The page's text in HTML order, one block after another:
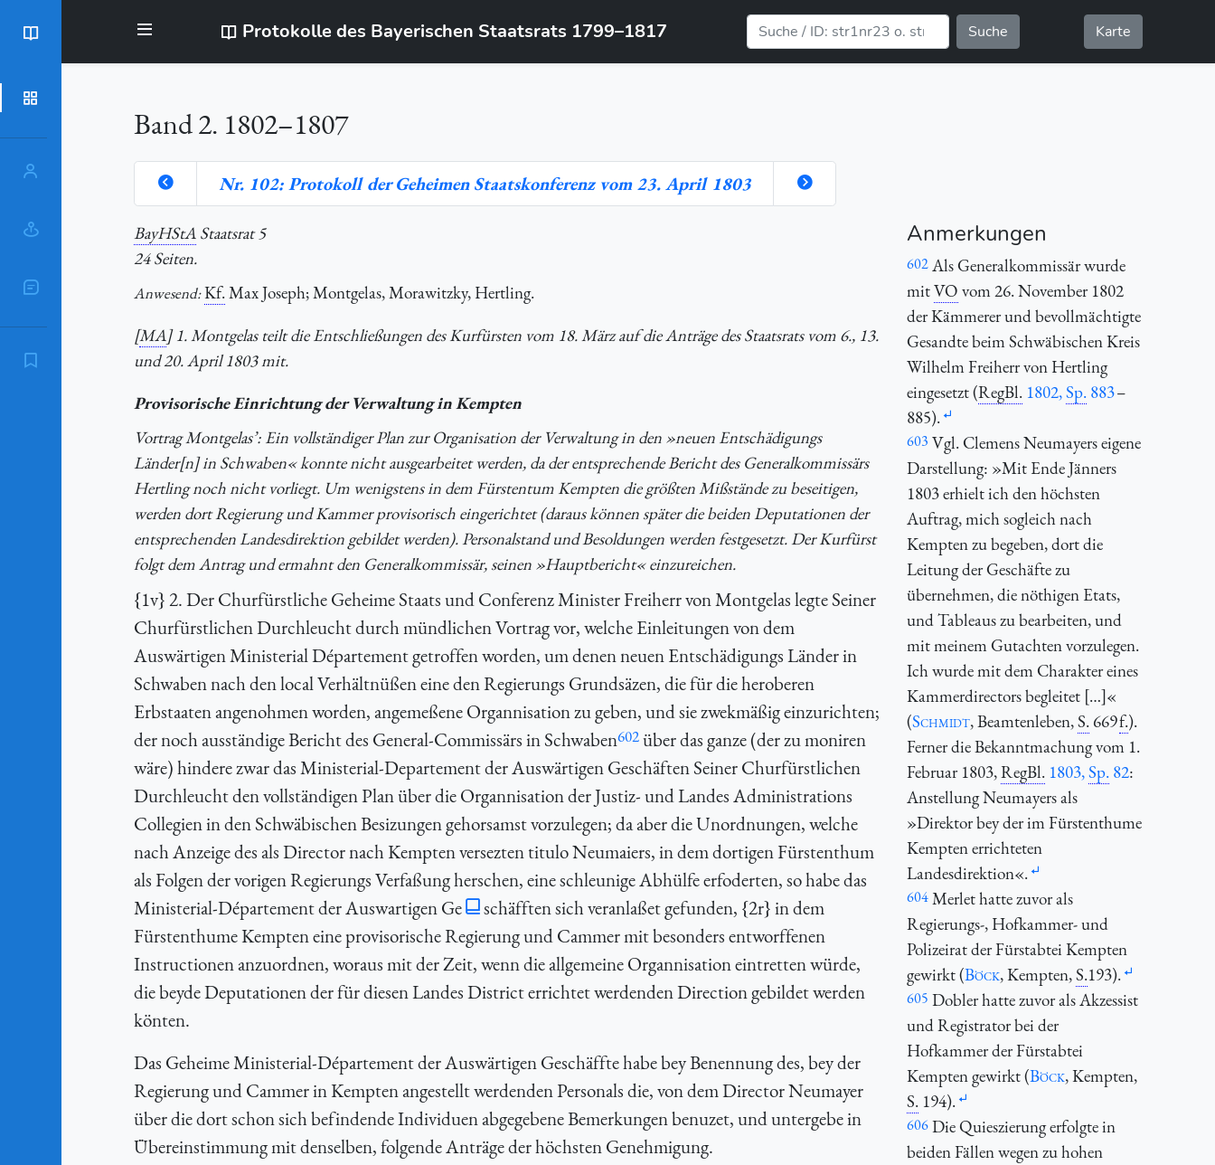
Protokolle des Bayerischen Staatsrats 1799–1817 Suche Karte
Sachschlagworte
Zitierempfehlung
Band 2. 1802–1807
Nr. 102: Protokoll der Geheimen Staatskonferenz vom 23. April 1803
BayHStA Staatsrat 5
24 Seiten.
Anwesend:Kf.Max Joseph; Montgelas, Morawitzky, Hertling.
[MA] 1. Montgelas teilt die Entschließungen des Kurfürsten vom 18. März auf die Anträge des Staatsrats vom 6., 13.
und 20. April 1803 mit.
Provisorische Einrichtung der Verwaltung in Kempten
Vortrag Montgelas’: Ein vollständiger Plan zur Organisation der Verwaltung in den »neuen Entschädigungs
Länder[n] in Schwaben« konnte nicht ausgearbeitet werden, da der entsprechende Bericht des Generalkommissärs
Hertling noch nicht vorliegt. Um wenigstens in dem Fürstentum Kempten die größten Mißstände zu beseitigen,
werden dort Regierung und Kammer provisorisch eingerichtet (daraus können später die beiden Deputationen der
entsprechenden Landesdirektion gebildet werden). Personalstand und Besoldungen werden festgesetzt. Der Kurfürst
folgt dem Antrag und ermahnt den Generalkommissär, seinen »Hauptbericht« einzureichen.
{1v} 2. Der Churfürstliche Geheime Staats und Conferenz Minister Freiherr von Montgelas legte Seiner
Churfürstlichen Durchleucht durch mündlichen Vortrag vor, welche Einleitungen von dem
Auswärtigen Ministerial Département getroffen worden, um denen neuen Entschädigungs Länder in
Schwaben nach den local Verhältnüßen eine den Regierungs Grundsäzen, die für die heroberen
Erbstaaten angenohmen worden, angemeßene Organnisation zu geben, und sie zwekmäßig einzurichten;
der noch ausständige Bericht des General-Commissärs in Schwaben602über das ganze (der zu moniren
wäre) hindere zwar das Ministerial-Departement der Auswärtigen Geschäften Seiner Churfürstlichen
Durchleucht den vollständigen Plan über die Organnisation der Justiz- und Landes Administrations
Collegien in den Schwäbischen Besizungen gehorsamst vorzulegen; da aber die Unordnungen, welche
nach Anzeige des als Director nach Kempten versezten titulo Neumaiers, in dem dortigen Fürstenthum
als Folgen der vorigen Regierungs Verfaßung herschen, eine schleunige Abhülfe erfoderten, so habe das
Ministerial-Département der Auswartigen Ge
schäfften sich veranlaßet gefunden, {2r} in dem
Fürstenthume Kempten eine provisorische Regierung und Cammer mit besonders entworffenen
Instructionen anzuordnen, woraus mit der Zeit, wenn die allgemeine Organnisation eintretten würde,
die beyde Deputationen der für diesen Landes District errichtet werdenden Direction gebildet werden
könten.
Das Geheime Ministerial-Département der Auswärtigen Geschäffte habe bey Benennung des, bey der
Regierung und Cammer in Kempten angestellt werdenden Personals die, von dem Director Neumayer
über die dort schon sich befindende Individuen abgegebene Bemerkungen benuzet, und untergebe in
Übereinstimmung mit denselben, folgende Anträge der höchsten Genehmigung.
Anmerkungen
602Als Generalkommissär wurde
mitVO vom 26. November 1802
der Kämmerer und bevollmächtigte
Gesandte beim Schwäbischen Kreis
Wilhelm Freiherr von Hertling
eingesetzt (RegBl. 1802,Sp. 883–
885).
603 Vgl. Clemens Neumayers eigene
Darstellung: »Mit Ende Jänners
1803 erhielt ich den höchsten
Auftrag, mich sogleich nach
Kempten zu begeben, dort die
Leitung der Geschäfte zu
übernehmen, die nöthigen Etats,
und Tableaus zu bearbeiten, und
mit meinem Gutachten vorzulegen.
Ich wurde mit dem Charakter eines
Kammerdirectors begleitet […]«
(Schmidt, Beamtenleben,S. 669f.).
Ferner die Bekanntmachung vom 1.
Februar 1803,RegBl. 1803,Sp. 82:
Anstellung Neumayers als
»Direktor bey der im Fürstenthume
Kempten errichteten
Landesdirektion«.
604Merlet hatte zuvor als
Regierungs-, Hofkammer- und
Polizeirat der Fürstabtei Kempten
gewirkt (Böck, Kempten,S.193).
605 Dobler hatte zuvor als Akzessist
und Registrator bei der
Hofkammer der Fürstabtei
Kempten gewirkt (Böck, Kempten,
S. 194).
606Die Quieszierung erfolgte in
beiden Fällen wegen zu hohen